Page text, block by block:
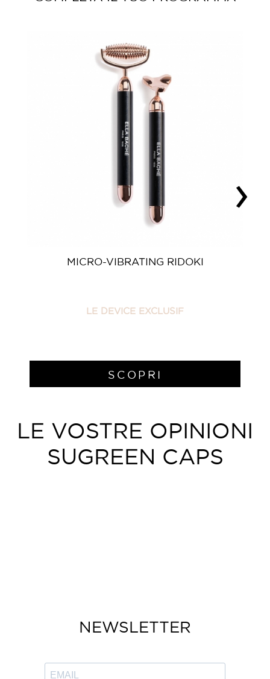
MICRO-VIBRATING RIDOKI
LE DEVICE EXCLUSIF
SCOPRI
LE VOSTRE OPINIONI
SUGREEN CAPS
NEWSLETTER